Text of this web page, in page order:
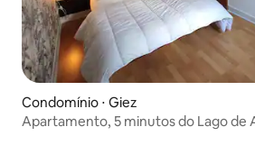
Condomínio ⋅ Giez
Apartamento, 5 minutos do Lago de